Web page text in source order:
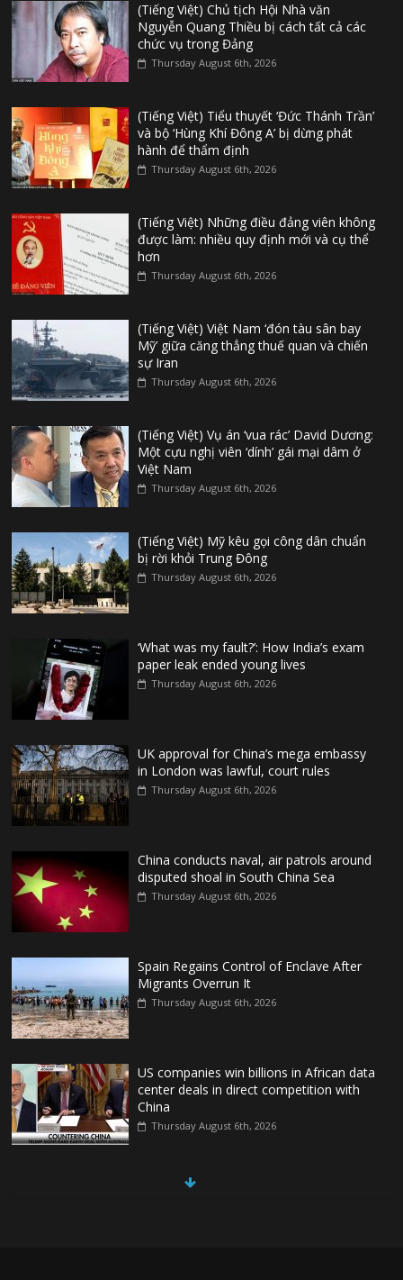
(Tiếng Việt) Chủ tịch Hội Nhà văn
Nguyễn Quang Thiều bị cách tất cả các
chức vụ trong Đảng
Thursday August 6th, 2026
(Tiếng Việt) Tiểu thuyết ‘Đức Thánh Trần’
và bộ ‘Hùng Khí Đông A’ bị dừng phát
hành để thẩm định
Thursday August 6th, 2026
(Tiếng Việt) Những điều đảng viên không
được làm: nhiều quy định mới và cụ thể
hơn
Thursday August 6th, 2026
(Tiếng Việt) Việt Nam ‘đón tàu sân bay
Mỹ’ giữa căng thẳng thuế quan và chiến
sự Iran
Thursday August 6th, 2026
(Tiếng Việt) Vụ án ‘vua rác’ David Dương:
Một cựu nghị viên ‘dính’ gái mại dâm ở
Việt Nam
Thursday August 6th, 2026
(Tiếng Việt) Mỹ kêu gọi công dân chuẩn
bị rời khỏi Trung Đông
Thursday August 6th, 2026
‘What was my fault?’: How India’s exam
paper leak ended young lives
Thursday August 6th, 2026
UK approval for China’s mega embassy
in London was lawful, court rules
Thursday August 6th, 2026
China conducts naval, air patrols around
disputed shoal in South China Sea
Thursday August 6th, 2026
Spain Regains Control of Enclave After
Migrants Overrun It
Thursday August 6th, 2026
US companies win billions in African data
center deals in direct competition with
China
Thursday August 6th, 2026
China, Russia, Iran and North Korea